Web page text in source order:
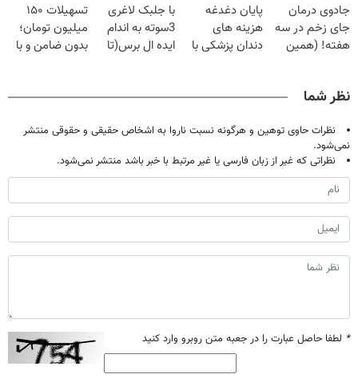
میلیون تومان!!!
کن
میلیون !
جادوی درمان
جای زخم در سه
هفته! (همین
پایان دغدغه
هزینه های
دندان پزشکی با
با جلبک لاغری
3سوته به اندام
ایده ال برس(تا
تسهیلات ۱۵۰
میلیون تومان؛
بدون ضامن و با
نظر شما
نظرات حاوی توهین و هرگونه نسبت ناروا به اشخاص حقیقی و حقوقی منتشر
نمی‌شود.
نظراتی که غیر از زبان فارسی یا غیر مرتبط با خبر باشد منتشر نمی‌شود.
* لطفا حاصل عبارت را در جعبه متن روبرو وارد کنید